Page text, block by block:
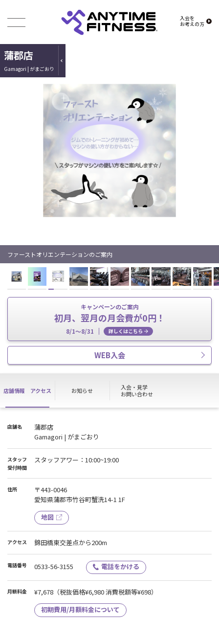
入会を
お考えの方
蒲郡店
Gamagori | がまごおり
ファーストオリエンテーションのご案内
キャンペーンのご案内
初月、翌月の月会費が0円！
8/1〜8/31 詳しくはこちら
WEB入会
店舗情報 アクセス お知らせ
入会・見学
お問い合わせ
店舗名
蒲郡店
Gamagori | がまごおり
スタッフ
受付時間
スタッフアワー：10:00~19:00
住所
〒443-0046
愛知県蒲郡市竹谷町蟹洗14-1 1F
地図
アクセス 錦田橋東交差点から200m
電話番号 0533-56-3155 電話をかける
月額料金 ¥7,678 （税抜価格¥6,980 消費税額等¥698）
初期費用/月額料金について